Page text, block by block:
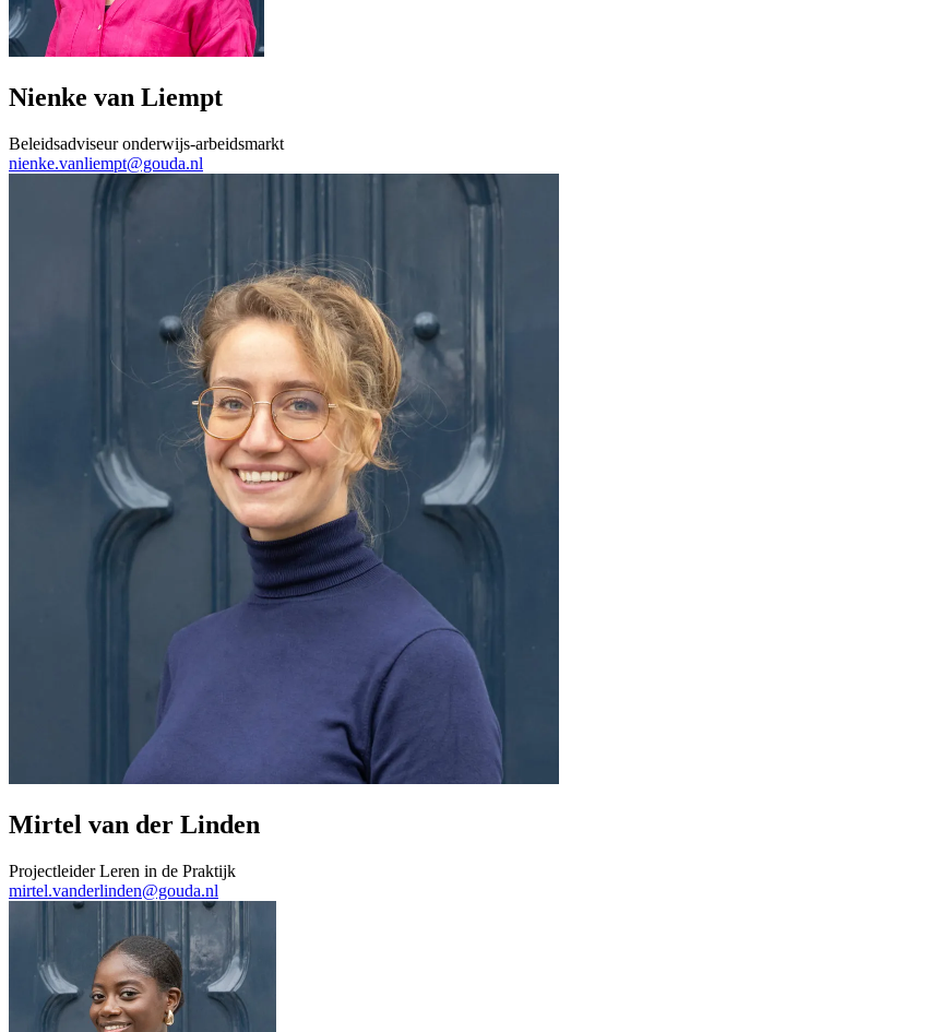
Nienke van Liempt
Beleidsadviseur onderwijs-arbeidsmarkt
nienke.vanliempt@gouda.nl
Mirtel van der Linden
Projectleider Leren in de Praktijk
mirtel.vanderlinden@gouda.nl